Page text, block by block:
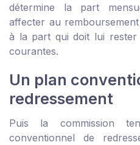
détermine la part
affecter au
à la part qui doit lui
courantes.
Un plan
redressement
Puis la commission
conventionnel de